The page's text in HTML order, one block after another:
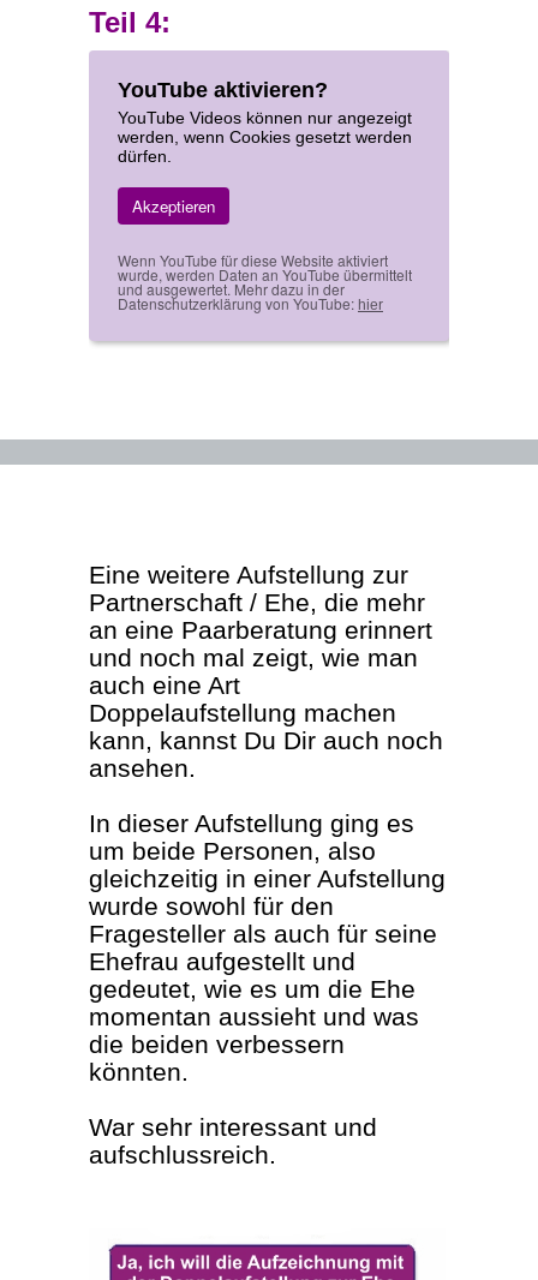
Teil 4:
YouTube aktivieren?
YouTube Videos können nur angezeigt
werden, wenn Cookies gesetzt werden
dürfen.
Akzeptieren
Wenn YouTube für diese Website aktiviert
wurde, werden Daten an YouTube übermittelt
und ausgewertet. Mehr dazu in der
Datenschutzerklärung von YouTube: hier
Eine weitere Aufstellung zur
Partnerschaft / Ehe, die mehr
an eine Paarberatung erinnert
und noch mal zeigt, wie man
auch eine Art
Doppelaufstellung machen
kann, kannst Du Dir auch noch
ansehen.
In dieser Aufstellung ging es
um beide Personen, also
gleichzeitig in einer Aufstellung
wurde sowohl für den
Fragesteller als auch für seine
Ehefrau aufgestellt und
gedeutet, wie es um die Ehe
momentan aussieht und was
die beiden verbessern
könnten.
War sehr interessant und
aufschlussreich.